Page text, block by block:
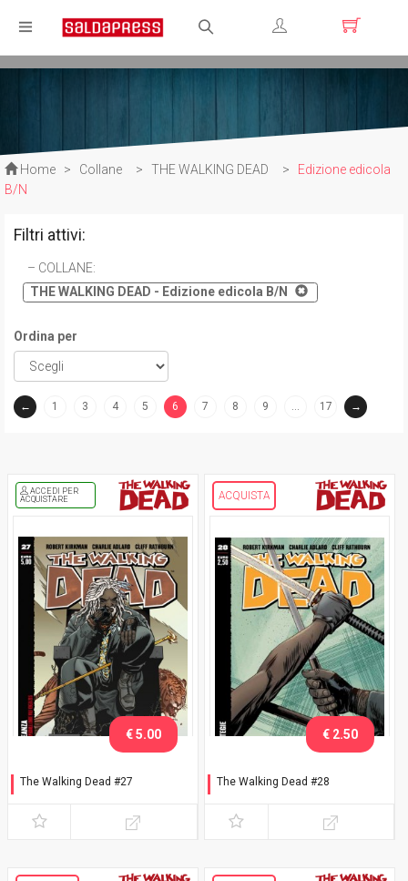
Registrati
Home > Collane > THE WALKING DEAD >
Edizione edicola
B/N
Filtri attivi:
COLLANE:
THE WALKING DEAD - Edizione edicola B/N
Ordina per
← 1 3 4 5
6
7 8 9 … 17 →
ACCEDI PER
ACQUISTARE
The Walking Dead #27
Walk Venezia 2015
€ 5.00
ACQUISTA
The Walking Dead #28
€ 2.50